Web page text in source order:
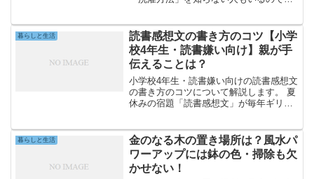
ます。レジ袋有料化でエコバッグを使い
始めた方は必見！【エ...
暮らしと生活
読書感想文の書き方のコツ【小学
校4年生・読書嫌い向け】親が手
伝えることは？
小学校4年生・読書嫌い向けの読書感想文
の書き方のコツについて解説します。 夏
休みの宿題「読書感想文」が毎年ギリギ
UP。読書嫌いのわが子は読書感想文がま
すます苦手に。...
暮らしと生活
金のなる木の置き場所は？風水パ
ワーアップには鉢の色・掃除も欠
かせない！